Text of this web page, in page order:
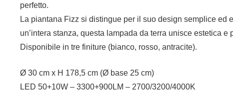
perfetto.
La piantana Fizz si distingue per il suo design semplice
un’intera stanza, questa lampada da terra unisce estetica e
Disponibile in tre finiture (bianco, rosso, antracite).
Ø 30 cm x H 178,5 cm (Ø base 25 cm)
LED 50+10W – 3300+900LM – 2700/3200/4000K